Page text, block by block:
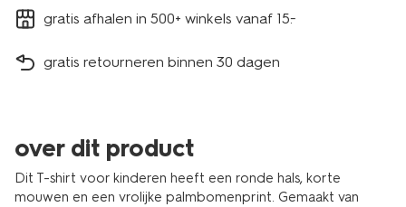
gratis afhalen in 500+ winkels vanaf 15.-
gratis retourneren binnen 30 dagen
over dit product
Dit T-shirt voor kinderen heeft een ronde hals, korte
mouwen en een vrolijke palmbomenprint. Gemaakt van